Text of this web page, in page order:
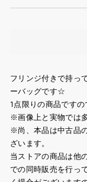
フリンジ付きで持っ
ーバッグです☆
1点限りの商品ですの
※画像上と実物では
※尚、本品は中古品
ざいます。
当ストアの商品は他
での同時販売を行っ